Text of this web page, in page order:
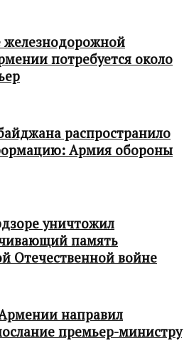
железнодорожной
потребуется около
распространило
Армия обороны
уничтожил
память
Отечественной войне
направил
премьер-министру